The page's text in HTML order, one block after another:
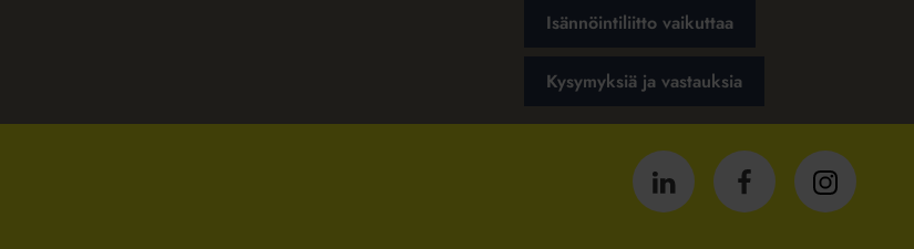
Isännöintiliitto vaikuttaa
Kysymyksiä ja vastauksia
IsännöintiliittoIsännöintiliittoIsännöintiliitto